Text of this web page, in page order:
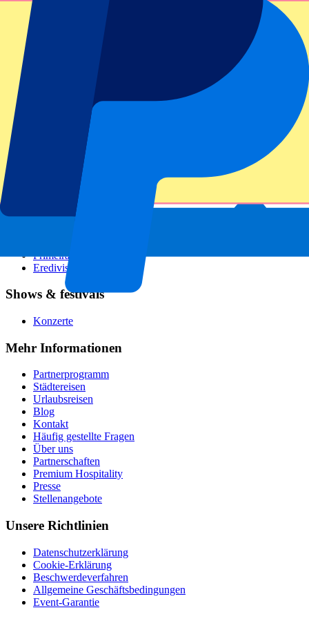
Alle Sportarten
Fußballligen
Champions League
Premier League
Serie A
Primeira Liga
Eredivisie
Shows & festivals
Konzerte
Mehr Informationen
Partnerprogramm
Städtereisen
Urlaubsreisen
Blog
Kontakt
Häufig gestellte Fragen
Über uns
Partnerschaften
Premium Hospitality
Presse
Stellenangebote
Unsere Richtlinien
Datenschutzerklärung
Cookie-Erklärung
Beschwerdeverfahren
Allgemeine Geschäftsbedingungen
Event-Garantie